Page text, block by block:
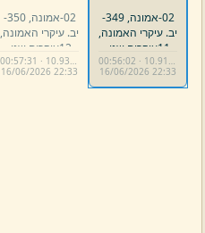
02- אמונה, 349-
יב. עיקרי האמונה,
11עיקרים שני.
mp3
00:56:02 · 10.91 MB
16/06/2026 22:33
02- אמונה, 350-
יב. עיקרי האמונה,
12עיקרים שני.
mp3
00:57:31 · 10.93 MB
16/06/2026 22:33